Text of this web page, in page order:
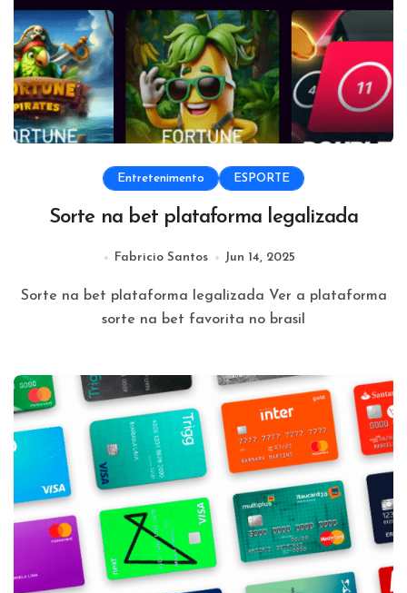
Entretenimento ESPORTE
Sorte na bet plataforma legalizada
Fabricio Santos Jun 14, 2025
Sorte na bet plataforma legalizada Ver a plataforma
sorte na bet favorita no brasil